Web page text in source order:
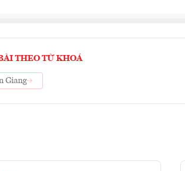
THEO TỪ KHOÁ
Giang